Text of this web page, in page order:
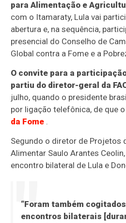
para Alimentação e
com o Itamaraty, Lula vai
abertura e, na sequência,
presencial do Conselho de
Global contra a Fome e a
O convite para a
partiu do diretor-geral da
julho, quando o presidente
por ligação telefônica, de que o
da Fome .
Segundo o diretor de Projetos
Alimentar Saulo Arantes
encontro bilateral de Lula e
“Foram também
encontros bilaterais